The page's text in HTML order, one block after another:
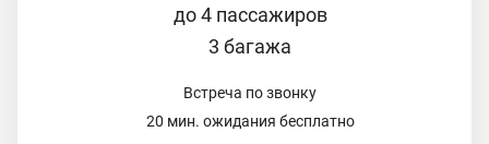
до 4 пассажиров
3 багажа
Встреча по звонку
20 мин. ожидания бесплатно